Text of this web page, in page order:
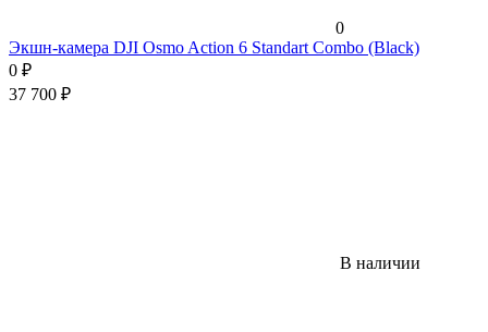
0
Экшн-камера DJI Osmo Action 6 Standart Combo (Black)
0 ₽
37 700 ₽
В наличии